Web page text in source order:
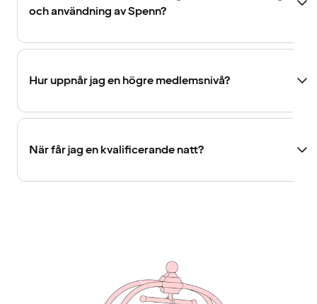
och användning av Spenn?
Hur uppnår jag en högre medlemsnivå?
När får jag en kvalificerande natt?